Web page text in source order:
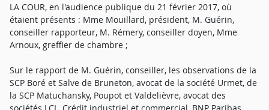
LA COUR, en l'audience publique du 21 février 2017, où
étaient présents : Mme Mouillard, président, M. Guérin,
conseiller rapporteur, M. Rémery, conseiller doyen, Mme
Arnoux, greffier de chambre ;
Sur le rapport de M. Guérin, conseiller, les observations de la
SCP Boré et Salve de Bruneton, avocat de la société Urmet, de
la SCP Matuchansky, Poupot et Valdelièvre, avocat des